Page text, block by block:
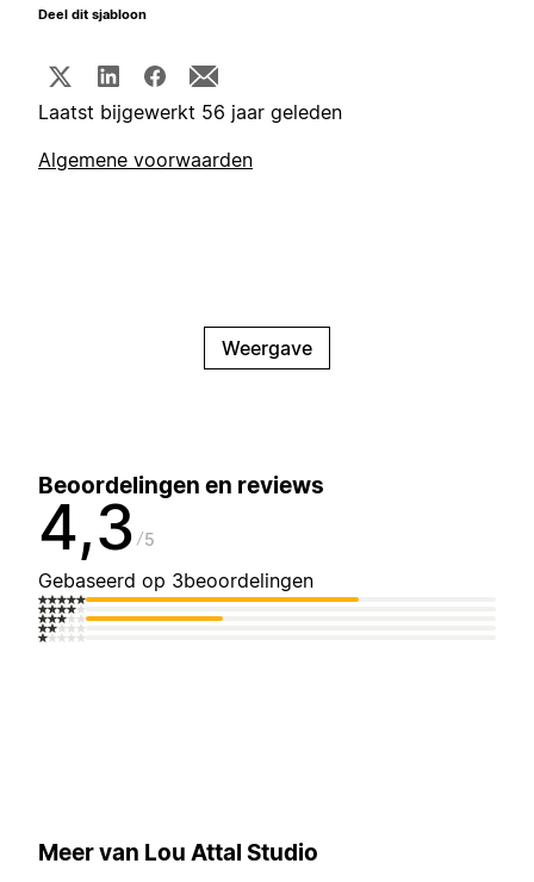
Deel dit sjabloon
Laatst bijgewerkt 56 jaar geleden
Algemene voorwaarden
Weergave
Beoordelingen en reviews
4,3 5
Gebaseerd op 3beoordelingen
Meer van Lou Attal Studio